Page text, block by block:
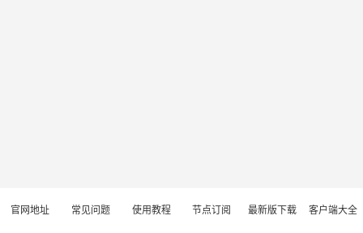
官网地址 常见问题 使用教程 节点订阅 最新版下载 客户端大全